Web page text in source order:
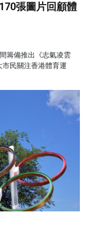
張圖片回顧體
籌備推出《志氣凌雲
民關注香港體育運